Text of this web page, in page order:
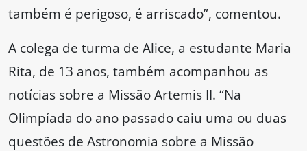
também é perigoso, é arriscado”, comentou.
A colega de turma de Alice, a estudante Maria
Rita, de 13 anos, também acompanhou as
notícias sobre a Missão Artemis II. “Na
Olimpíada do ano passado caiu uma ou duas
questões de Astronomia sobre a Missão